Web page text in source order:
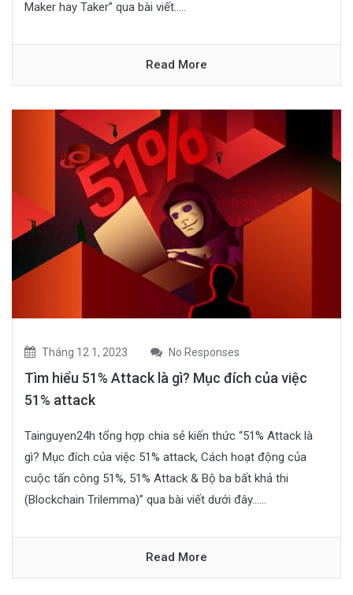
Maker hay Taker” qua bài viết.....
Read More
Tháng 12 1, 2023 No Responses
Tìm hiểu 51% Attack là gì? Mục đích của việc
51% attack
Tainguyen24h tổng hợp chia sẻ kiến thức “51% Attack là
gì? Mục đích của việc 51% attack, Cách hoạt động của
cuộc tấn công 51%, 51% Attack & Bộ ba bất khả thi
(Blockchain Trilemma)” qua bài viết dưới đây......
Read More